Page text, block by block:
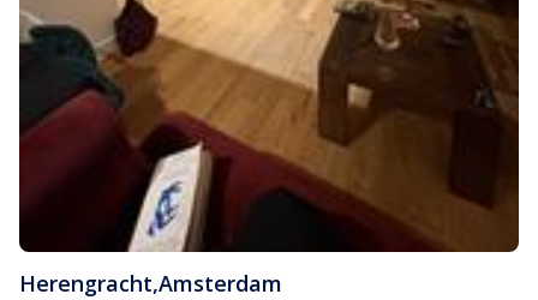
Herengracht,Amsterdam